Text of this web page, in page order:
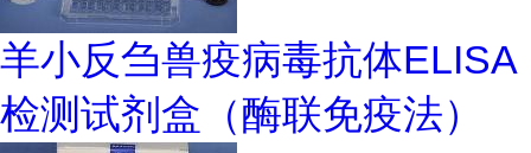
羊小反刍兽疫病毒抗体ELISA
检测试剂盒（酶联免疫法）